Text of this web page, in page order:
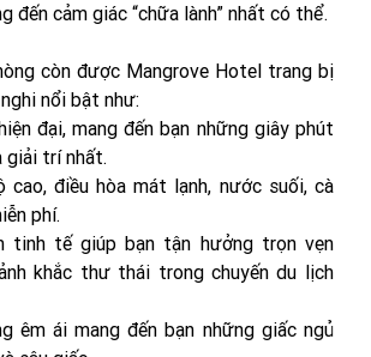
đến cảm giác “chữa lành” nhất có thể.
còn được Mangrove Hotel trang bị
nổi bật như:
đại, mang đến bạn những giây phút
giải trí nhất.
cao, điều hòa mát lạnh, nước suối, cà
phí.
tinh tế giúp bạn tận hưởng trọn vẹn
khắc thư thái trong chuyến du lịch
êm ái mang đến bạn những giấc ngủ